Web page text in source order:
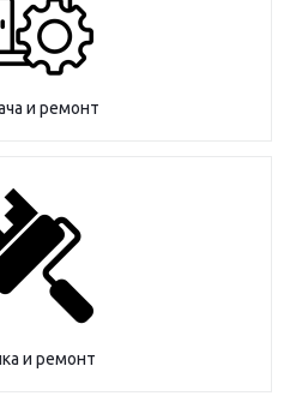
и ремонт
и ремонт